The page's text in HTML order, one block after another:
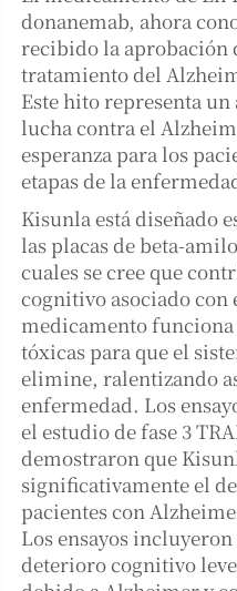
donanemab, ahora
recibido la aprobación
tratamiento del
Este hito representa
lucha contra el
esperanza para los
etapas de la
Kisunla está diseñado
las placas de beta-
cuales se cree que
cognitivo asociado con
medicamento funciona
tóxicas para que el
elimine, ralentizando
enfermedad. Los
el estudio de fase 3
demostraron que
significativamente el
pacientes con
Los ensayos
deterioro cognitivo